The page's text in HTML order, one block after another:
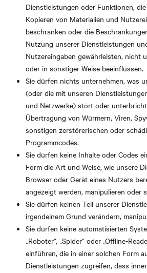
Dienstleistungen oder Funktionen,
Kopieren von Materialien und
beschränken oder die
Nutzung unserer Dienstleistungen
Nutzereingaben gewährleisten, nicht
oder in sonstiger Weise beeinflussen.
Sie dürfen nichts unternehmen, was
(oder die mit unseren
und Netzwerke) stört oder
Übertragung von Würmern, Viren,
sonstigen zerstörerischen oder
Programmcodes.
Sie dürfen keine Inhalte oder Codes
Form die Art und Weise, wie unsere
Browser oder Gerät eines Nutzers
angezeigt werden, manipulieren oder
Sie dürfen keinen Teil unserer
irgendeinem Grund verändern,
Sie dürfen keine automatisierten
„Roboter“, „Spider“ oder „Offline-
einführen, die in einer solchen Form
Dienstleistungen zugreifen, dass